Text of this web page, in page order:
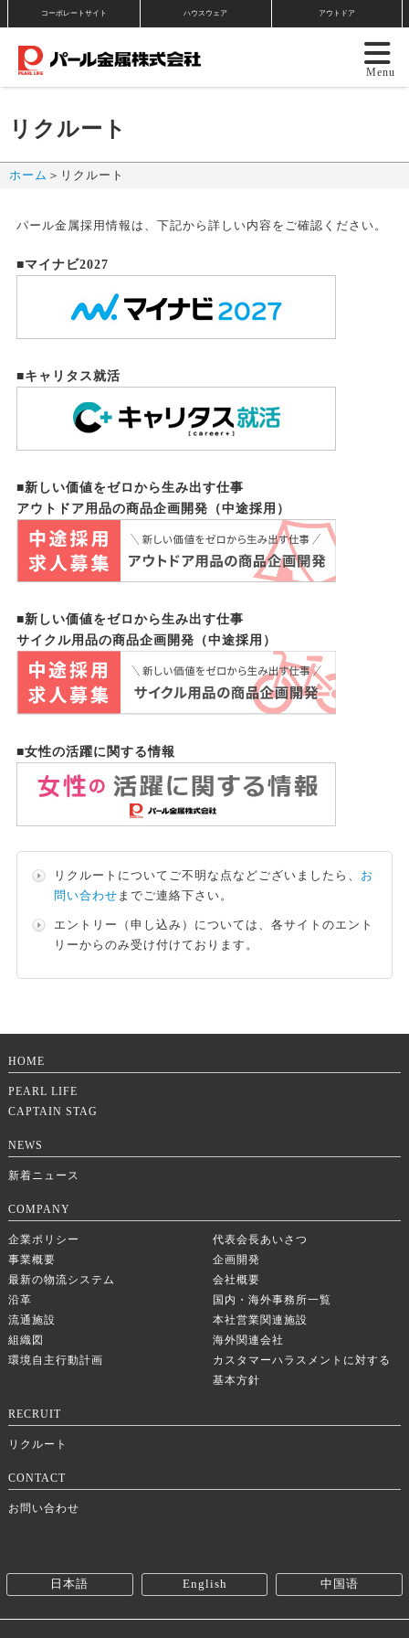
コーポレートサイト ハウスウェア アウトドア
リクルート
ホーム ＞リクルート
パール金属採用情報は、下記から詳しい内容をご確認ください。
■マイナビ2027
■キャリタス就活
■新しい価値をゼロから生み出す仕事
アウトドア用品の商品企画開発（中途採用）
■新しい価値をゼロから生み出す仕事
サイクル用品の商品企画開発（中途採用）
■女性の活躍に関する情報
リクルートについてご不明な点などございましたら、 お
問い合わせ までご連絡下さい。
エントリー（申し込み）については、各サイトのエント
リーからのみ受け付けております。
HOME
PEARL LIFE
CAPTAIN STAG
NEWS
新着ニュース
COMPANY
企業ポリシー
代表会長あいさつ
事業概要
企画開発
最新の物流システム
会社概要
沿革
国内・海外事務所一覧
流通施設
本社営業関連施設
組織図
海外関連会社
環境自主行動計画
カスタマーハラスメントに対する
基本方針
RECRUIT
リクルート
CONTACT
お問い合わせ
日本語 English 中国语